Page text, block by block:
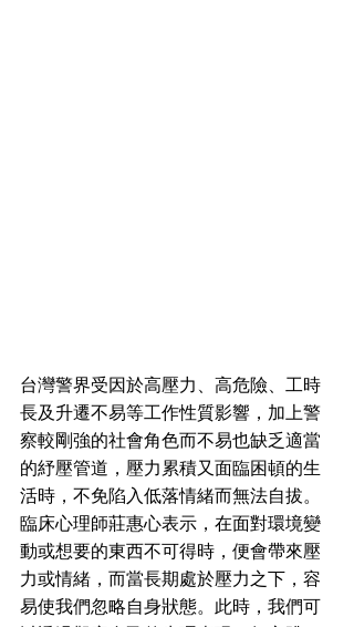
台灣警界受因於高壓力、高危險、工時
長及升遷不易等工作性質影響，加上警
察較剛強的社會角色而不易也缺乏適當
的紓壓管道，壓力累積又面臨困頓的生
活時，不免陷入低落情緒而無法自拔。
臨床心理師莊惠心表示，在面對環境變
動或想要的東西不可得時，便會帶來壓
力或情緒，而當長期處於壓力之下，容
易使我們忽略自身狀態。此時，我們可